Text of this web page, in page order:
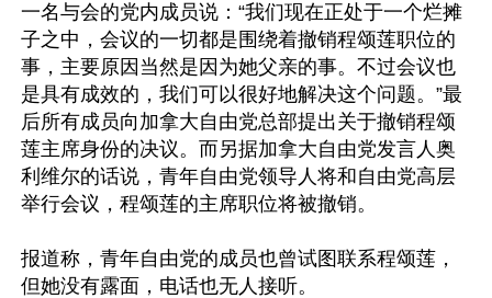
一名与会的党内成员说：“我们现在正处于一个烂摊
子之中，会议的一切都是围绕着撤销程颂莲职位的
事，主要原因当然是因为她父亲的事。不过会议也
是具有成效的，我们可以很好地解决这个问题。”最
后所有成员向加拿大自由党总部提出关于撤销程颂
莲主席身份的决议。而另据加拿大自由党发言人奥
利维尔的话说，青年自由党领导人将和自由党高层
举行会议，程颂莲的主席职位将被撤销。
报道称，青年自由党的成员也曾试图联系程颂莲，
但她没有露面，电话也无人接听。